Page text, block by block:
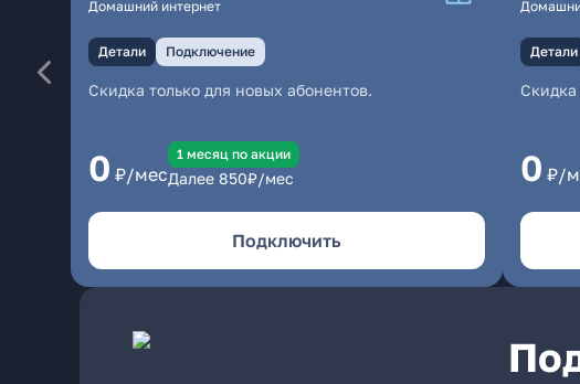
Домашний интернет
Детали Подключение
Скидка только для новых абонентов.
0 ₽/мес
1 месяц по акции
Далее 850₽/мес
Подключить
Детали
Скидка
0 ₽/